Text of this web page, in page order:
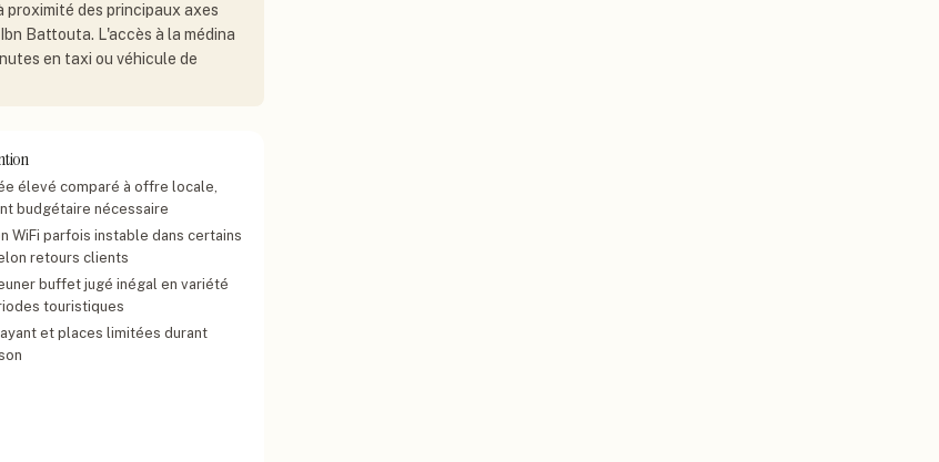
proximité des principaux axes
Battouta. L'accès à la médina
en taxi ou véhicule de
élevé comparé à offre locale,
budgétaire nécessaire
WiFi parfois instable dans certains
retours clients
buffet jugé inégal en variété
touristiques
et places limitées durant